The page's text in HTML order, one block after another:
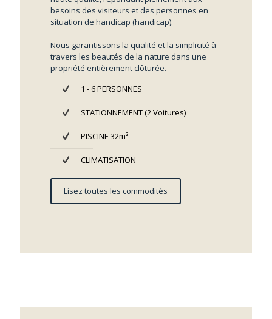
besoins des visiteurs et des personnes en
situation de handicap (handicap).
Nous garantissons la qualité et la simplicité à
travers les beautés de la nature dans une
propriété entièrement clôturée.
1 - 6 PERSONNES
STATIONNEMENT (2 Voitures)
PISCINE 32m²
CLIMATISATION
Lisez toutes les commodités